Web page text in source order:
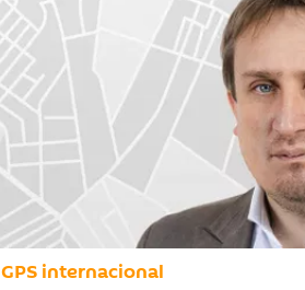
GPS internacional